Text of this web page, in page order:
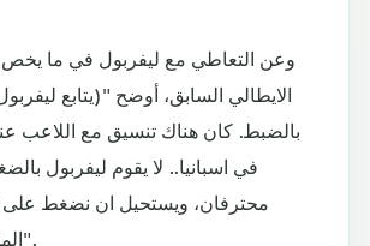
وعن التعاطي مع ليفربول في ما يخص
الايطالي السابق، أوضح "(يتابع
بالضبط. كان هناك تنسيق مع اللاعب
في اسبانيا.. لا يقوم ليفربول
محترفان، ويستحيل ان نضغط
المشاركة، فهو ابننا".